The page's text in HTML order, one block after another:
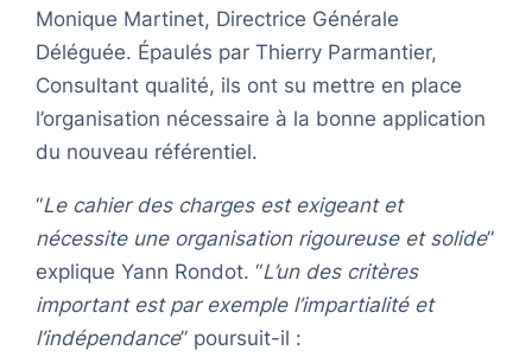
Monique Martinet, Directrice Générale
Déléguée. Épaulés par Thierry Parmantier,
Consultant qualité, ils ont su mettre en place
l’organisation nécessaire à la bonne application
du nouveau référentiel.
“Le cahier des charges est exigeant et
nécessite une organisation rigoureuse et solide”
explique Yann Rondot. “L’un des critères
important est par exemple l’impartialité et
l’indépendance” poursuit-il :